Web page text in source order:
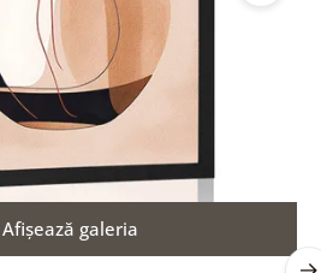
Afişează galeria